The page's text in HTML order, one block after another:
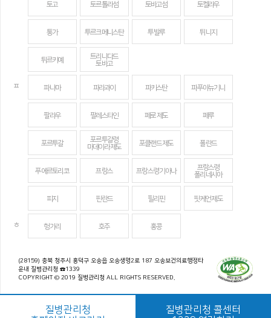
토고 토르톨라섬 토바고섬 토켈라우
통가 투르크메니스탄 투발루 튀니지
튀르키예
트리니다드
토바고
ㅍ 파나마 파라과이 파키스탄 파푸아뉴기니
팔라우 팔레스타인 페로 제도 페루
포르투갈
포르투갈령
마데이라 제도
포클랜드 제도 폴란드
푸에르토리코 프랑스 프랑스령 기아나
프랑스령
폴리네시아
피지 핀란드 필리핀 핏케언 제도
ㅎ 헝가리 호주 홍콩
(28159) 충북 청주시 흥덕구 오송읍 오송생명2로 187 오송보건의료행정타
운내 질병관리청 ☎1339
COPYRIGHT © 2019 질병관리청 ALL RIGHTS RESERVED.
질병관리청
질병관리청 콜센터